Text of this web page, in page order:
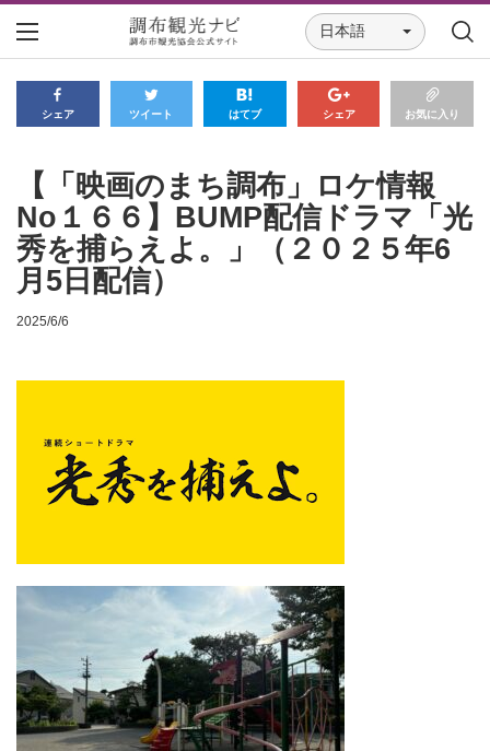
日本語
シェア ツイート はてブ シェア お気に入り
【「映画のまち調布」ロケ情報
No１６６】BUMP配信ドラマ「光
秀を捕らえよ。」（２０２５年6
月5日配信）
2025/6/6